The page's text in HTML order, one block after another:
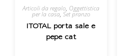
Articoli da regalo, Oggettistica
per la casa, Set pranzo
ITOTAL porta sale e
pepe cat